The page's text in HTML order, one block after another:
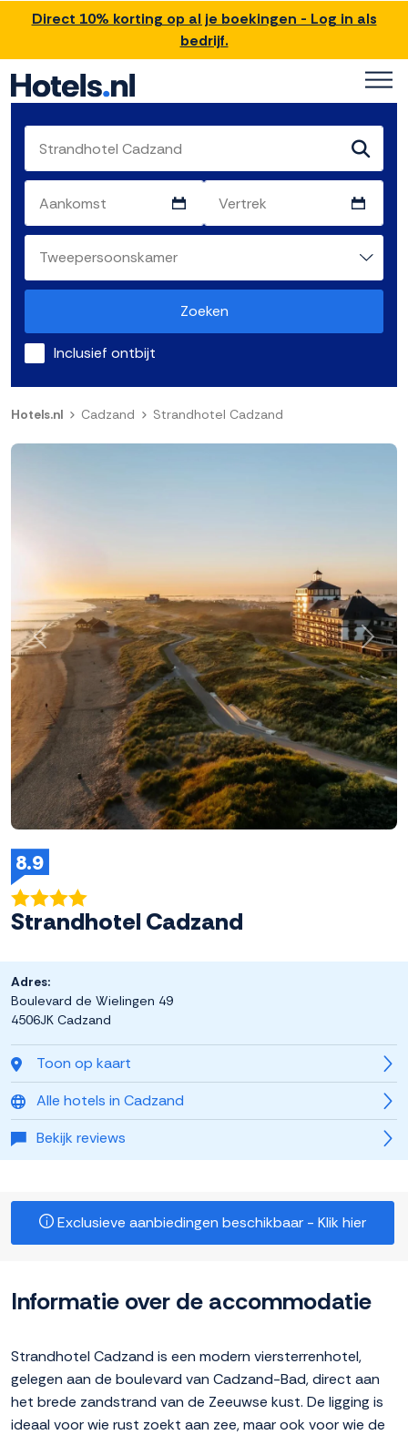
Direct 10% korting op al je boekingen - Log in als
bedrijf.
Zoeken
Inclusief ontbijt
Hotels.nl Cadzand Strandhotel Cadzand
8.9
Strandhotel Cadzand
Toon op kaart
Alle hotels in Cadzand
Bekijk reviews
Adres:
Boulevard de Wielingen 49
4506JK Cadzand
Exclusieve aanbiedingen beschikbaar - Klik hier
Informatie over de accommodatie
Strandhotel Cadzand is een modern viersterrenhotel,
gelegen aan de boulevard van Cadzand-Bad, direct aan
het brede zandstrand van de Zeeuwse kust. De ligging is
ideaal voor wie rust zoekt aan zee, maar ook voor wie de